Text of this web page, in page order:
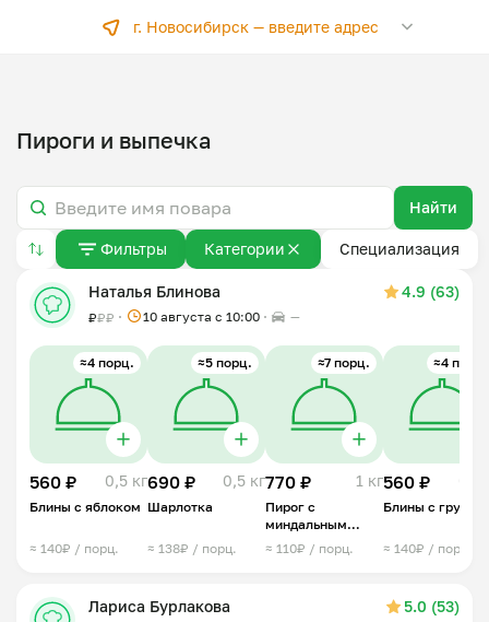
г. Новосибирск —введите адрес
Пироги и выпечка
Найти
Фильтры Категории Специализация
Наталья Блинова 4.9 (63)
₽₽₽ 10 августа с 10:00 —
≈4 порц.
560 ₽ 0,5 кг
Блины с яблоком
≈ 140₽ / порц.
≈5 порц.
690 ₽ 0,5 кг
Шарлотка
≈ 138₽ / порц.
≈7 порц.
770 ₽ 1 кг
Пирог с
миндальным
кремом
≈ 110₽ / порц.
≈4 порц.
560 ₽
Блины с грушей
≈ 140₽ / порц.
Лариса Бурлакова 5.0 (53)